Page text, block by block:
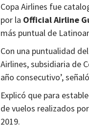
Copa Airlines fue
por la Official Airline
más puntual de
Con una puntualidad
Airlines, subsidiaria de
año consecutivo’,
Explicó que para
de vuelos realizados
2019.